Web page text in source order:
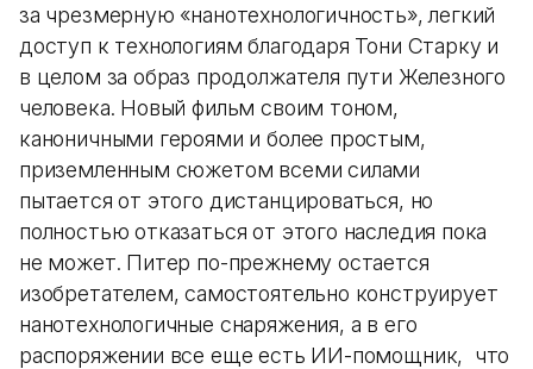
за чрезмерную «нанотехнологичность», легкий
доступ к технологиям благодаря Тони Старку и
в целом за образ продолжателя пути Железного
человека. Новый фильм своим тоном,
каноничными героями и более простым,
приземленным сюжетом всеми силами
пытается от этого дистанцироваться, но
полностью отказаться от этого наследия пока
не может. Питер по-прежнему остается
изобретателем, самостоятельно конструирует
нанотехнологичные снаряжения, а в его
распоряжении все еще есть ИИ-помощник, что